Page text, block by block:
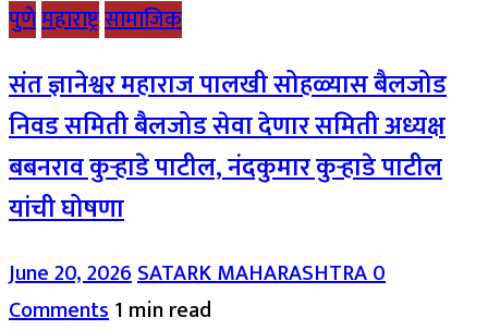
पुणेमहाराष्ट्रसामाजिक
संत ज्ञानेश्वर महाराज पालखी सोहळ्यास बैलजोड
निवड समिती बैलजोड सेवा देणार समिती अध्यक्ष
बबनराव कुऱ्हाडे पाटील, नंदकुमार कुऱ्हाडे पाटील
यांची घोषणा
June 20, 2026SATARK MAHARASHTRA0
Comments1 min read